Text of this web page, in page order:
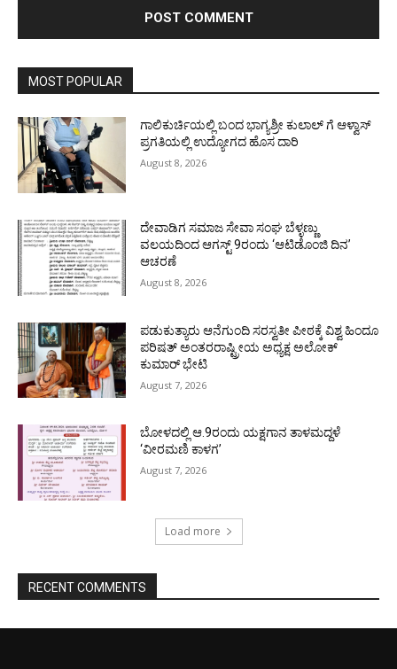
MOST POPULAR
ಗಾಲಿಕುರ್ಚಿಯಲ್ಲಿ ಬಂದ ಭಾಗ್ಯಶ್ರೀ ಕುಲಾಲ್ ಗೆ ಆಳ್ವಾಸ್
ಪ್ರಗತಿಯಲ್ಲಿ ಉದ್ಯೋಗದ ಹೊಸ ದಾರಿ
August 8, 2026
ದೇವಾಡಿಗ ಸಮಾಜ ಸೇವಾ ಸಂಘ ಬೆಳ್ಳಣ್ಣು
ವಲಯದಿಂದ ಆಗಸ್ಟ್ 9ರಂದು ‘ಆಟಿಡೊಂಜಿ ದಿನ’
ಆಚರಣೆ
August 8, 2026
ಪಡುಕುತ್ಯಾರು ಆನೆಗುಂದಿ ಸರಸ್ವತೀ ಪೀಠಕ್ಕೆ ವಿಶ್ವ ಹಿಂದೂ
ಪರಿಷತ್ ಅಂತರರಾಷ್ಟ್ರೀಯ ಅಧ್ಯಕ್ಷ ಅಲೋಕ್
ಕುಮಾರ್ ಭೇಟಿ
August 7, 2026
ಬೋಳದಲ್ಲಿ ಆ.9ರಂದು ಯಕ್ಷಗಾನ ತಾಳಮದ್ದಳೆ
‘ವೀರಮಣಿ ಕಾಳಗ’
August 7, 2026
Load more
RECENT COMMENTS